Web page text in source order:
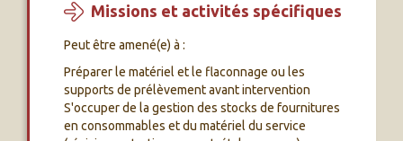
Missions et activités spécifiques
Peut être amené(e) à :
Préparer le matériel et le flaconnage ou les
supports de prélèvement avant intervention
S'occuper de la gestion des stocks de fournitures
en consommables et du matériel du service